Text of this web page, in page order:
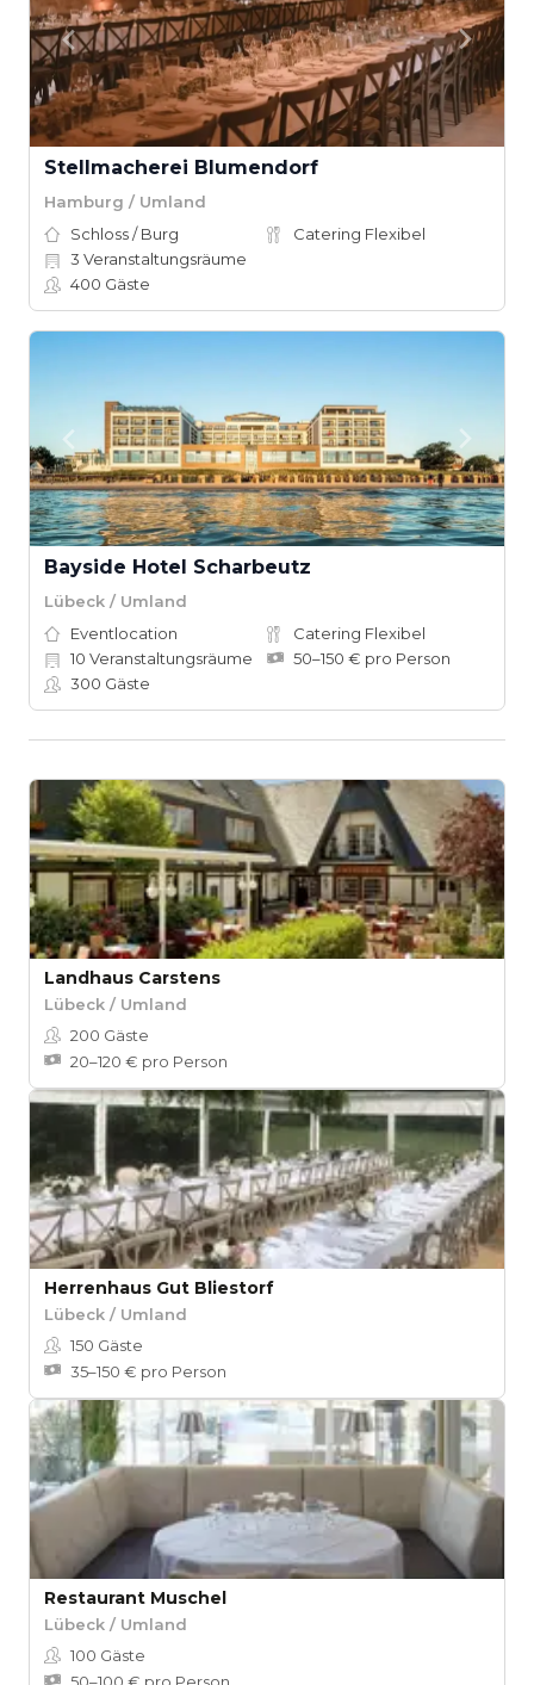
Stellmacherei Blumendorf
Hamburg / Umland
Schloss / Burg
Catering Flexibel
3 Veranstaltungsräume
400 Gäste
Bayside Hotel Scharbeutz
Lübeck / Umland
Eventlocation
Catering Flexibel
10 Veranstaltungsräume
50–150 € pro Person
300 Gäste
Landhaus Carstens
Lübeck / Umland
200 Gäste
20–120 € pro Person
Herrenhaus Gut Bliestorf
Lübeck / Umland
150 Gäste
35–150 € pro Person
Restaurant Muschel
Lübeck / Umland
100 Gäste